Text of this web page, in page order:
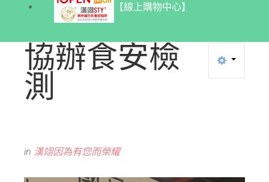
【線上購物中心】
協辦食安檢
測
in 漢翊因為有您而榮耀